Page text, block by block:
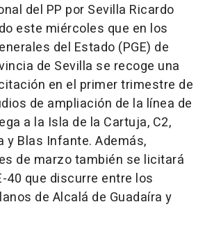
del PP por Sevilla Ricardo
este miércoles que en los
del Estado (PGE) de
de Sevilla se recoge una
en el primer trimestre de
de ampliación de la línea de
a la Isla de la Cartuja, C2,
y Blas Infante. Además,
de marzo también se licitará
40 que discurre entre los
de Alcalá de Guadaíra y